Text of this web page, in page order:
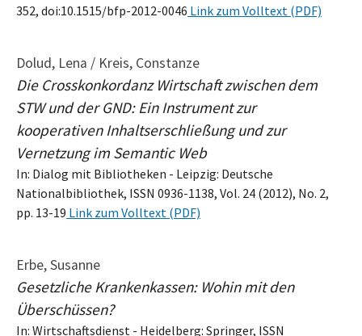
352, doi:10.1515/bfp-2012-0046 Link zum Volltext (PDF)
Dolud, Lena / Kreis, Constanze
Die Crosskonkordanz Wirtschaft zwischen dem
STW und der GND: Ein Instrument zur
kooperativen Inhaltserschließung und zur
Vernetzung im Semantic Web
In: Dialog mit Bibliotheken - Leipzig: Deutsche
Nationalbibliothek, ISSN 0936-1138, Vol. 24 (2012), No. 2,
pp. 13-19 Link zum Volltext (PDF)
Erbe, Susanne
Gesetzliche Krankenkassen: Wohin mit den
Überschüssen?
In: Wirtschaftsdienst - Heidelberg: Springer, ISSN